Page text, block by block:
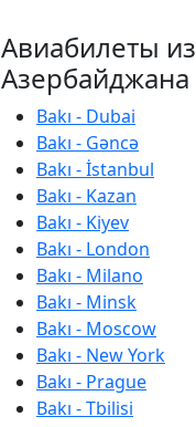
Авиабилеты из
Азербайджана
Bakı - Dubai
Bakı - Gəncə
Bakı - İstanbul
Bakı - Kazan
Bakı - Kiyev
Bakı - London
Bakı - Milano
Bakı - Minsk
Bakı - Moscow
Bakı - New York
Bakı - Prague
Bakı - Tbilisi